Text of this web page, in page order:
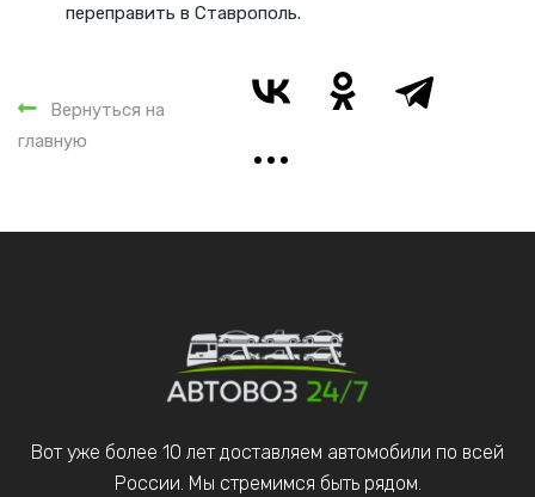
переправить в Ставрополь.
Вернуться на
главную
Вот уже более 10 лет доставляем автомобили по всей
России. Мы стремимся быть рядом.